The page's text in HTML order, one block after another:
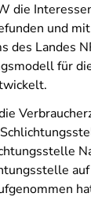
die
und
des Landes
für